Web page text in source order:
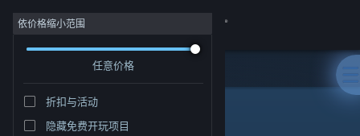
登录
社区
依价格缩小范围
任意价格
折扣与活动
隐藏免费开玩项目
开发者: QED Games